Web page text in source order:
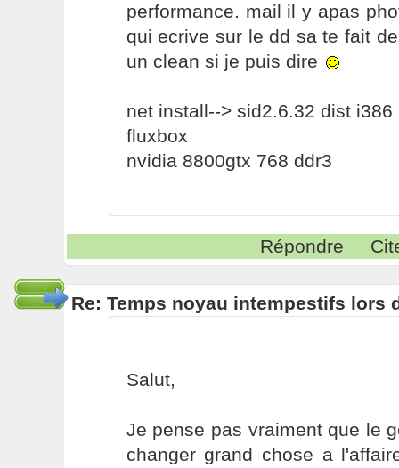
performance. mail il y apas
qui ecrive sur le dd sa te fait
un clean si je puis dire
net install--> sid2.6.32 dist i386
fluxbox
nvidia 8800gtx 768 ddr3
Répondre
Re: Temps noyau intempestifs lors
Salut,
Je pense pas vraiment que le
changer grand chose a